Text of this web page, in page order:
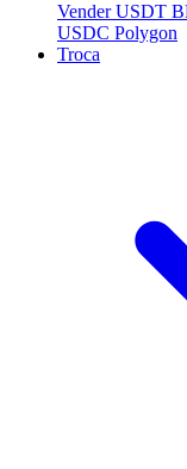
Vender USDT
USDC Polygon
Troca